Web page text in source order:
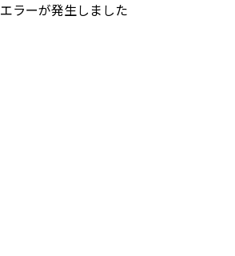
エラーが発生しました